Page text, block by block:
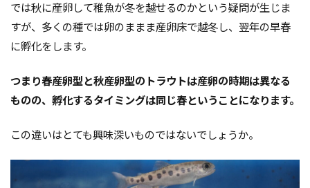
では秋に産卵して稚魚が冬を越せるのかという疑問が生じま
すが、多くの種では卵のままま産卵床で越冬し、翌年の早春
に孵化をします。
つまり春産卵型と秋産卵型のトラウトは産卵の時期は異なる
ものの、孵化するタイミングは同じ春ということになります。
この違いはとても興味深いものではないでしょうか。